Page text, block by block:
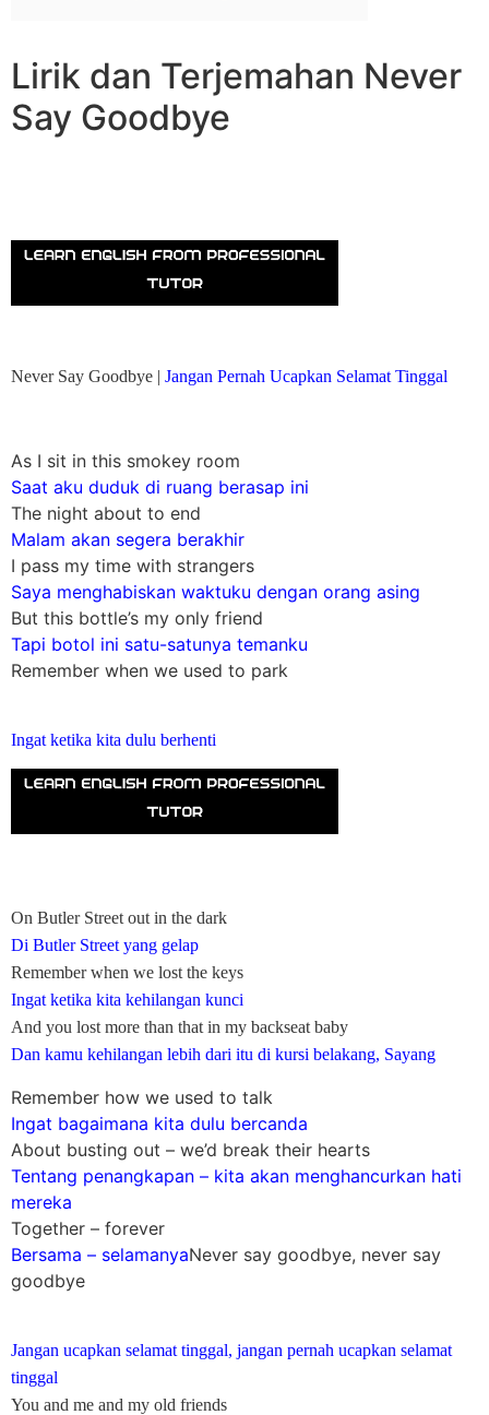
Lirik dan Terjemahan Never
Say Goodbye
Never Say Goodbye | Jangan Pernah Ucapkan Selamat Tinggal
As I sit in this smokey room
Saat aku duduk di ruang berasap ini
The night about to end
Malam akan segera berakhir
I pass my time with strangers
Saya menghabiskan waktuku dengan orang asing
But this bottle’s my only friend
Tapi botol ini satu-satunya temanku
Remember when we used to park
Ingat ketika kita dulu berhenti
On Butler Street out in the dark
Di Butler Street yang gelap
Remember when we lost the keys
Ingat ketika kita kehilangan kunci
And you lost more than that in my backseat baby
Dan kamu kehilangan lebih dari itu di kursi belakang, Sayang
Remember how we used to talk
Ingat bagaimana kita dulu bercanda
About busting out – we’d break their hearts
Tentang penangkapan – kita akan menghancurkan hati
mereka
Together – forever
Bersama – selamanyaNever say goodbye, never say
goodbye
Jangan ucapkan selamat tinggal, jangan pernah ucapkan selamat
tinggal
You and me and my old friends